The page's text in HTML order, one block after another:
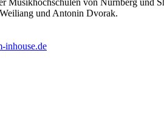
Musikhochschulen von Nürnberg und
und Antonin Dvorak.
inhouse.de